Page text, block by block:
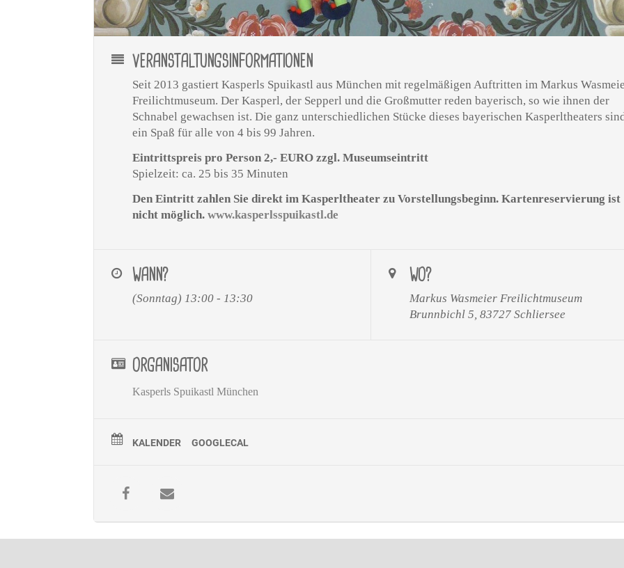
VERANSTALTUNGSINFORMATIONEN
Seit 2013 gastiert Kasperls Spuikastl aus München mit regelmäßigen Auftritten im Markus
Freilichtmuseum. Der Kasperl, der Sepperl und die Großmutter reden bayerisch, so wie ihnen der
Schnabel gewachsen ist. Die ganz unterschiedlichen Stücke dieses bayerischen Kasperltheaters
ein Spaß für alle von 4 bis 99 Jahren.
Eintrittspreis pro Person 2,- EURO zzgl. Museumseintritt
Spielzeit: ca. 25 bis 35 Minuten
Den Eintritt zahlen Sie direkt im Kasperltheater zu Vorstellungsbeginn. Kartenreservierung ist
nicht möglich.www.kasperlsspuikastl.de
WANN?
(Sonntag) 13:00 - 13:30
WO?
Markus Wasmeier Freilichtmuseum
Brunnbichl 5, 83727 Schliersee
ORGANISATOR
Kasperls Spuikastl München
KALENDER GOOGLECAL